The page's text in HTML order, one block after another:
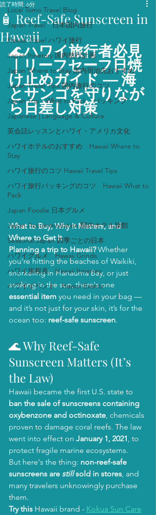
Local Tomo Travel Blog
Japan Travel 日本国内旅行
Hawaii Travel ハワイ旅行
Japan Itinerary 国内旅行計画
Japan Where to Stay 国内宿泊先おすすめ
Japan Travel Tips 国内旅行のコツ
Japan Trip - What to Pack パッキング
Japanese | Language & Culture
英会話レッスンとハワイ・アメリカ文化
ハワイホテルのおすすめ Hawaii Where to
Stay
ハワイ旅行のコツ Hawaii Travel Tips
ハワイ旅行パッキングのコツ Hawaii What to
Pack
Japan Foodie 日本グルメ
Japan Accommodation 国内ホテル旅館
Seasonal Japan 四季ごとの日本
ハワイグルメ Hawaii Grinds
ハワイ旅程表 Hawaii Itinerary
ハワイイベント Hawaii Events
🧴 Reef-Safe Sunscreen in
Hawaii
読了時間: 6分
🌊ハワイ旅行者必見
｜リーフセーフ日焼
け止めガイド — 海
とサンゴを守りなが
ら日差し対策
What to Buy, Why It Matters, and
Where to Get It
Planning a trip to Hawaii? Whether
you're hitting the beaches of Waikiki,
snorkeling in Hanauma Bay, or just
soaking in the sun, there's one
essential item you need in your bag —
and it’s not just for your skin, it’s for the
ocean too: reef-safe sunscreen.
🌊 Why Reef-Safe
Sunscreen Matters (It’s
the Law)
Hawaii became the first U.S. state to
ban the sale of sunscreens containing
oxybenzone and octinoxate, chemicals
proven to damage coral reefs. The law
went into effect on January 1, 2021, to
protect fragile marine ecosystems.
But here's the thing: non-reef-safe
sunscreens are still sold in stores, and
many travelers unknowingly purchase
them.
Try this Hawaii brand - Kokua Sun Care